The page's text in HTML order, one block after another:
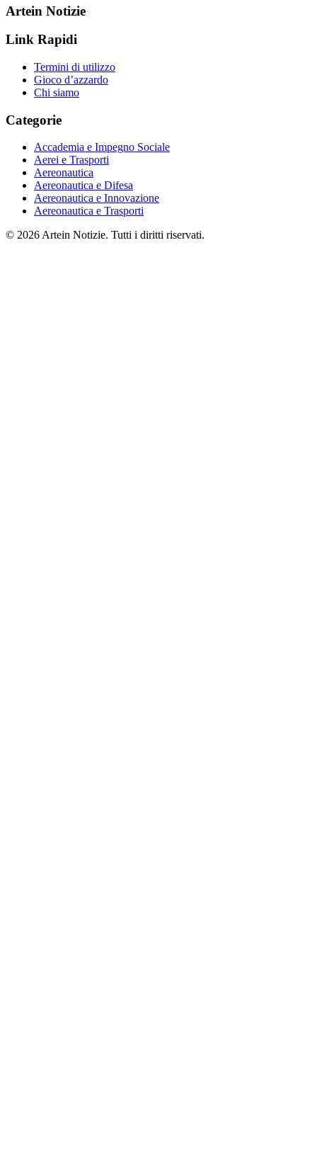
Artein Notizie
Link Rapidi
Termini di utilizzo
Gioco d’azzardo
Chi siamo
Categorie
Accademia e Impegno Sociale
Aerei e Trasporti
Aereonautica
Aereonautica e Difesa
Aereonautica e Innovazione
Aereonautica e Trasporti
© 2026 Artein Notizie. Tutti i diritti riservati.